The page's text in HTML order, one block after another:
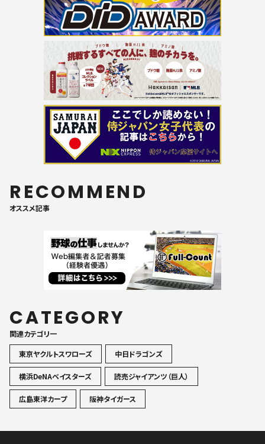
RECOMMEND
オススメ記事
CATEGORY
関連カテゴリ一
東京ヤクルトスワローズ
中日ドラゴンズ
横浜DeNAベイスターズ 読売ジャイアンツ（巨人）
広島東洋カープ 阪神タイガース